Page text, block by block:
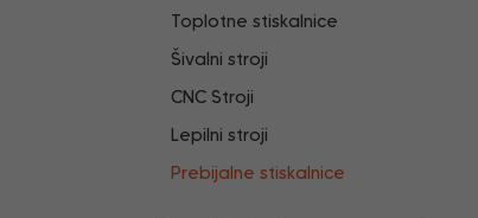
Toplotne stiskalnice
Šivalni stroji
CNC Stroji
Lepilni stroji
Prebijalne stiskalnice